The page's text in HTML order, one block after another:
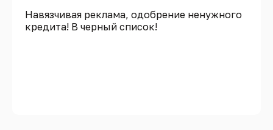
Навязчивая реклама, одобрение ненужного
кредита! В черный список!